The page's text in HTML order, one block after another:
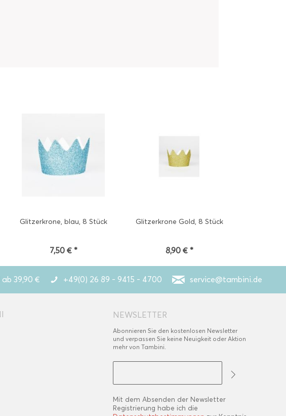
Glitzerkrone, blau, 8 Stück
7,50 € *
Glitzerkrone Gold, 8 Stück
8,90 € *
39,90 € +49(0) 26 89 - 9415 - 4700 service@tambini.de
NEWSLETTER
Abonnieren Sie den kostenlosen Newsletter
und verpassen Sie keine Neuigkeit oder Aktion
mehr von Tambini.
Mit dem Absenden der Newsletter
Registrierung habe ich die